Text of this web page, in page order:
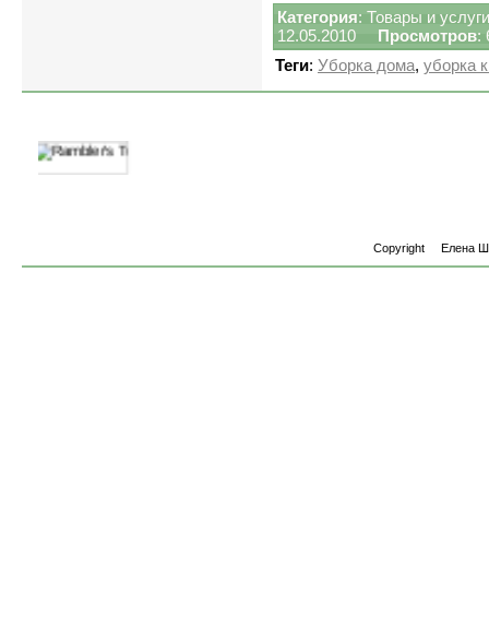
Категория: Товары и услуги
12.05.2010 Просмотров:
Теги: Уборка дома, уборка
Copyright Елена